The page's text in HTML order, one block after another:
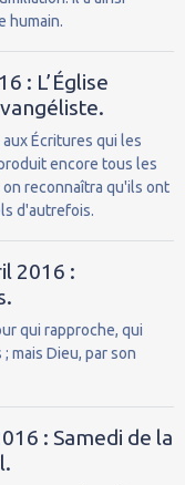
humain.
: L’Église
Écritures qui les
encore tous les
reconnaîtra qu'ils ont
d'autrefois.
2016 :
qui rapproche, qui
mais Dieu, par son
: Samedi de la